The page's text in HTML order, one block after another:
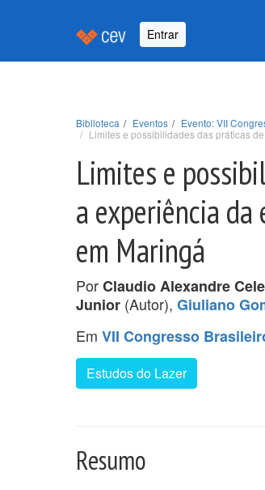
Entrar
Biblioteca Eventos
Evento: VII
Limites e possibilidades das práticas
Limites e
a experiência
em Maringá
PorClaudio Alexandre
Junior (Autor), Giuliano
Em VII Congresso
Estudos do Lazer
Resumo